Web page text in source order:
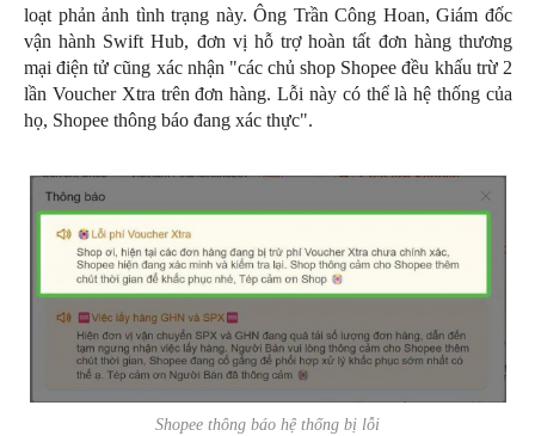
loạt phản ảnh tình trạng này. Ông Trần Công Hoan, Giám đốc
vận hành Swift Hub, đơn vị hỗ trợ hoàn tất đơn hàng thương
mại điện tử cũng xác nhận "các chủ shop Shopee đều khấu trừ 2
lần Voucher Xtra trên đơn hàng. Lỗi này có thể là hệ thống của
họ, Shopee thông báo đang xác thực".
Shopee thông báo hệ thống bị lỗi